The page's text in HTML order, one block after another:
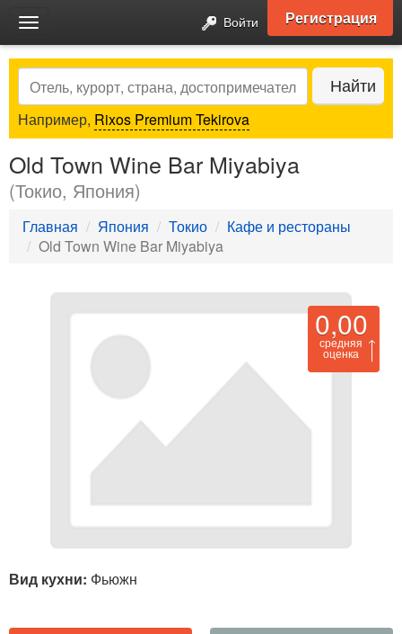
Toggle
navigation
Войти Регистрация
Search Найти
Например, Rixos Premium Tekirova
Old Town Wine Bar Miyabiya
(Токио, Япония)
Главная Япония Токио
Кафе и рестораны
Old Town Wine Bar Miyabiya
0,00
средняя
оценка
Вид кухни: Фьюжн